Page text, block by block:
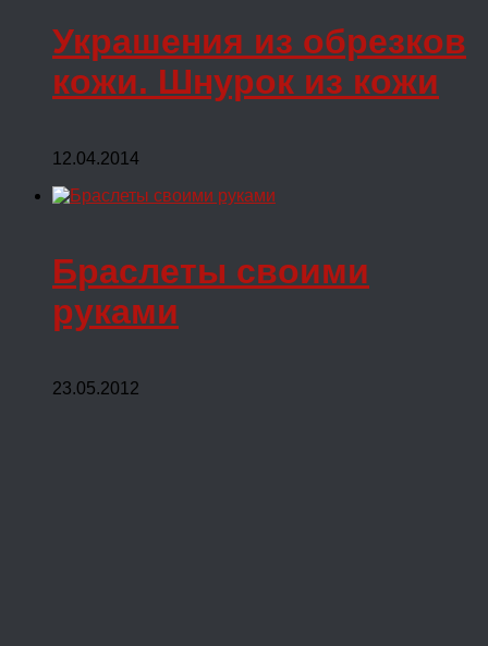
Украшения из обрезков
кожи. Шнурок из кожи
12.04.2014
Браслеты своими
руками
23.05.2012